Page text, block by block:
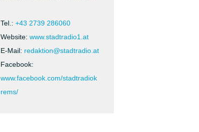
Tel.: +43 2739 286060
Website: www.stadtradio1.at
E-Mail: redaktion@stadtradio.at
Facebook:
www.facebook.com/stadtradiok
rems/